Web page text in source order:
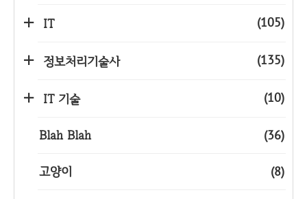
IT (105)
정보처리기술사 (135)
IT 기술 (10)
Blah Blah (36)
고양이 (8)